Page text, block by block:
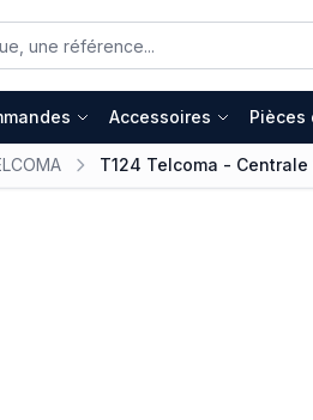
Accessoires Pièces
T124 Telcoma -